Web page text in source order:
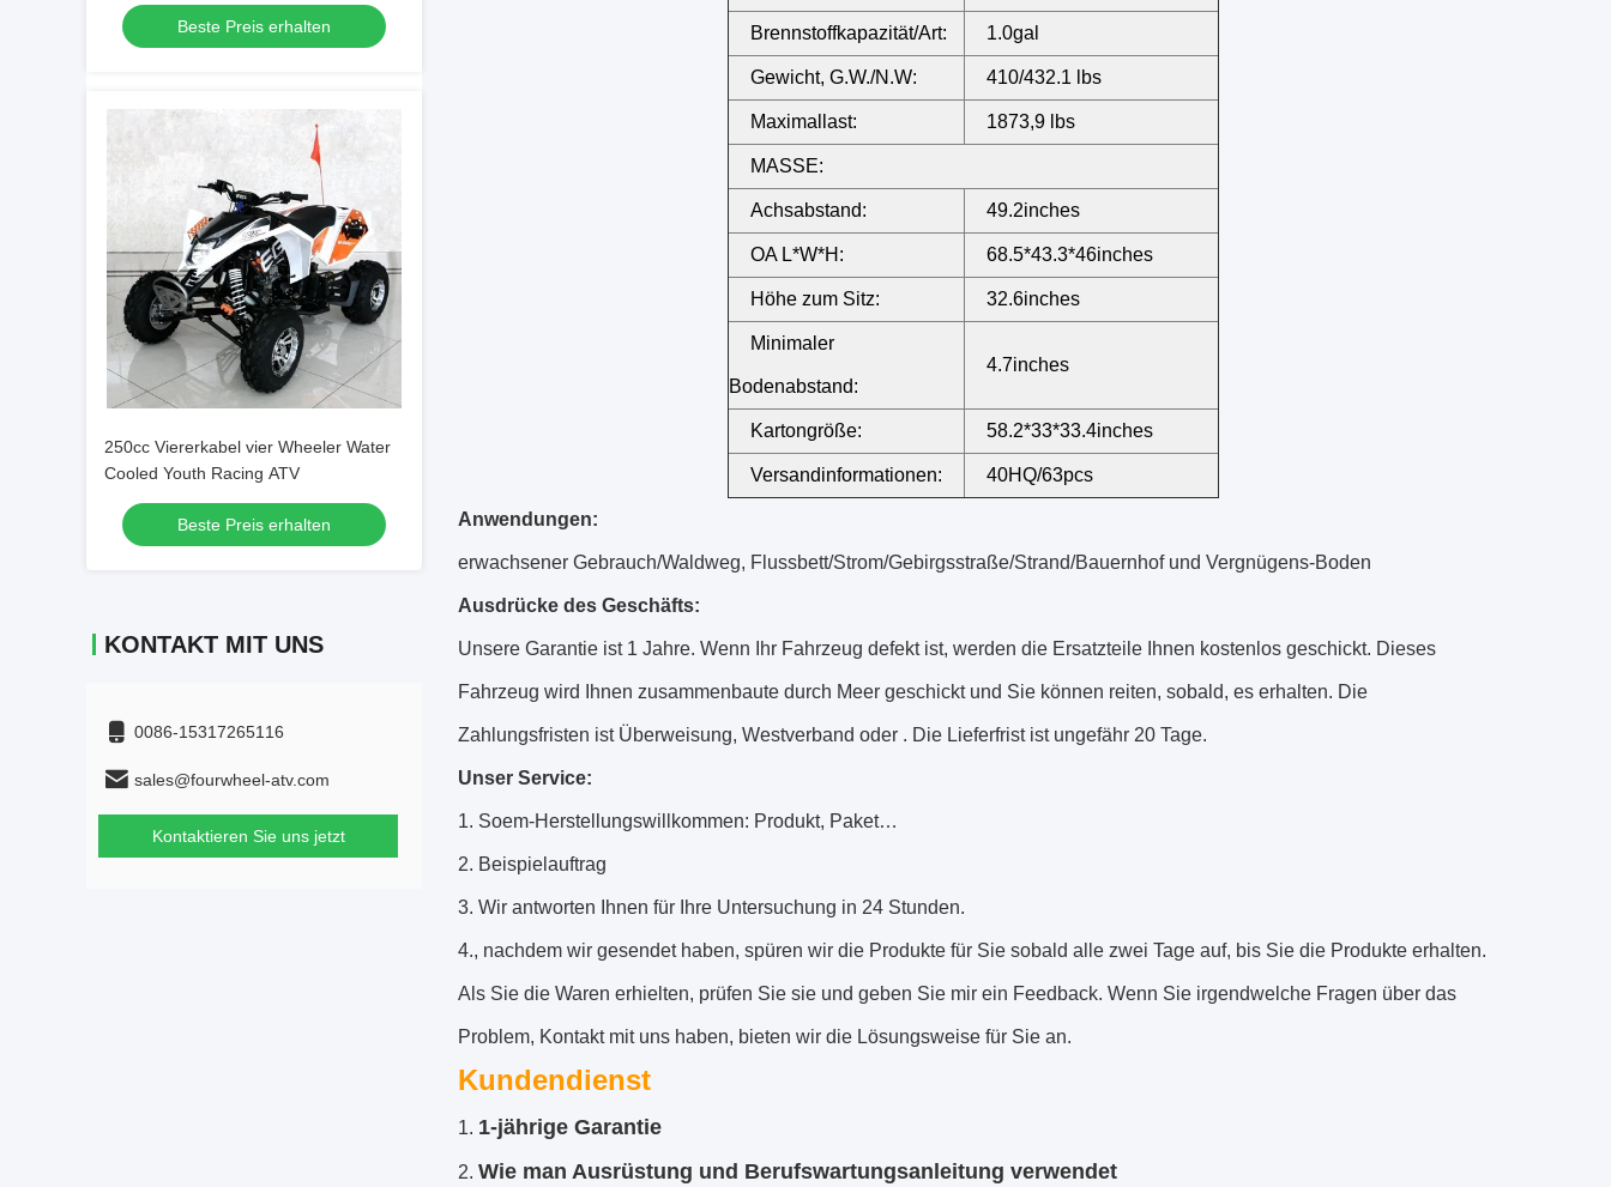
Beste Preis erhalten
250cc Viererkabel vier Wheeler Water
Cooled Youth Racing ATV
Beste Preis erhalten
KONTAKT MIT UNS
0086-15317265116
sales@fourwheel-atv.com
Kontaktieren Sie uns jetzt
Brennstoffkapazität/Art: 1.0gal
Gewicht, G.W./N.W: 410/432.1 lbs
Maximallast: 1873,9 lbs
MASSE:
Achsabstand: 49.2inches
OA L*W*H: 68.5*43.3*46inches
Höhe zum Sitz: 32.6inches
Minimaler
Bodenabstand:
4.7inches
Kartongröße: 58.2*33*33.4inches
Versandinformationen: 40HQ/63pcs
Anwendungen:
erwachsener Gebrauch/Waldweg, Flussbett/Strom/Gebirgsstraße/Strand/Bauernhof und Vergnügens-Boden
Ausdrücke des Geschäfts:
Unsere Garantie ist 1 Jahre. Wenn Ihr Fahrzeug defekt ist, werden die Ersatzteile Ihnen kostenlos geschickt. Dieses
Fahrzeug wird Ihnen zusammenbaute durch Meer geschickt und Sie können reiten, sobald, es erhalten. Die
Zahlungsfristen ist Überweisung, Westverband oder . Die Lieferfrist ist ungefähr 20 Tage.
Unser Service:
1. Soem-Herstellungswillkommen: Produkt, Paket…
2. Beispielauftrag
3. Wir antworten Ihnen für Ihre Untersuchung in 24 Stunden.
4., nachdem wir gesendet haben, spüren wir die Produkte für Sie sobald alle zwei Tage auf, bis Sie die Produkte erhalten.
Als Sie die Waren erhielten, prüfen Sie sie und geben Sie mir ein Feedback. Wenn Sie irgendwelche Fragen über das
Problem, Kontakt mit uns haben, bieten wir die Lösungsweise für Sie an.
Kundendienst
1. 1-jährige Garantie
2. Wie man Ausrüstung und Berufswartungsanleitung verwendet